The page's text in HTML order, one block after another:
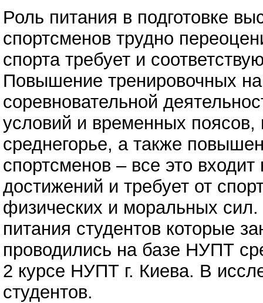
Роль питания в подготовке
спортсменов трудно
спорта требует и
Повышение тренировочных
соревновательной
условий и временных поясов,
среднегорье, а также
спортсменов – все это
достижений и требует от
физических и моральных
питания студентов которые
проводились на базе НУПТ
2 курсе НУПТ г. Киева. В
студентов.